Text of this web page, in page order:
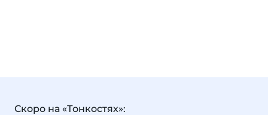
Скоро на «Тонкостях»: